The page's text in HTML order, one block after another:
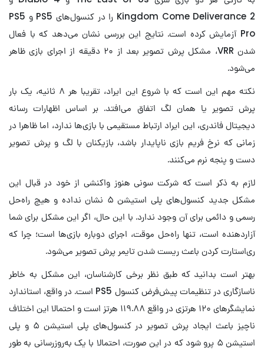
Kingdom Come Deliverance 2 را در کنسول‌های PS5 و PS5
Pro آزمایش کرده است. نتایج این بررسی نشان می‌دهد که با فعال
شدن VRR، مشکل پرش تصویر بعد از ۲۰ دقیقه از اجرای بازی ظاهر
می‌شود.
نکته مهم این است که با شروع این ایراد، تقریبا هر ۸ ثانیه، یک بار
پرش تصویر یا همان لگ اتفاق می‌افتد. بر اساس اظهارات رسانه
دیجیتال فاندری، این ایراد ارتباط مستقیمی با بازی‌ها ندارد، اما ظاهرا در
زمانی که نرخ فریم بازی ناپایدار باشد، بازیکنان با لگ و پرش تصویر
دست و پنجه نرم می‌کنند.
لازم به ذکر است که شرکت سونی هنوز واکنشی از خود در قبال این
مشکل جدید کنسول‌های پلی استیشن ۵ نشان نداده و هیچ راه‌حل
رسمی و دائمی برای آن وجود ندارد. با این حال، اگر این مشکل برای شما
آزاردهنده است، تنها راه‌حل موقت، اجرای دوباره بازی‌ها است؛ چرا که
ری‌استارت کردن باعث ریست شدن تایمر پرش تصویر می‌شود.
بهتر است بدانید که طبق نظر برخی کارشناسان، این مشکل به خاطر
ناسازگاری در تنظیمات پیش‌فرض کنسول PS5 است. در واقع، استاندارد
نمایشگرهای ۱۲۰ هرتزی در واقع ۱۱۹.۸۸ هرتز است و احتمالا این اختلاف
ناچیز باعث ایجاد پرش تصویر در کنسول‌های پلی استیشن ۵ و پلی
استیشن ۵ پرو شود که در این صورت، احتمالا با یک به‌روزرسانی به طور